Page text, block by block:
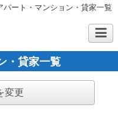
ート・マンション・貸家一覧
・貸家一覧
変更